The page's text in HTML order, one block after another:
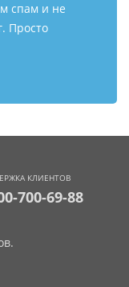
спам и не
Просто
КЛИЕНТОВ
700-69-88